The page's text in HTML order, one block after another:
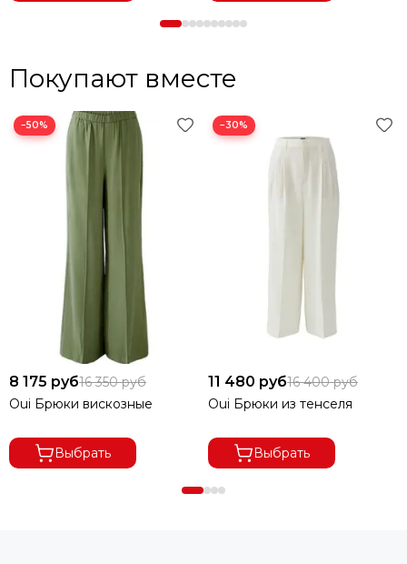
Покупают вместе
−50%
8 175 руб16 350 руб
Oui Брюки вискозные
Выбрать
−30%
11 480 руб16 400 руб
Oui Брюки из тенселя
Выбрать